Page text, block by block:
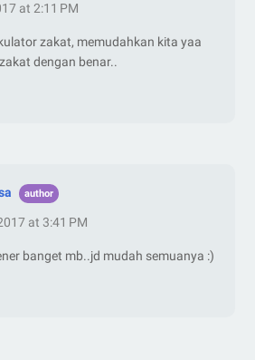
at 2:11 PM
zakat, memudahkan kita yaa
dengan benar..
at 3:41 PM
banget mb..jd mudah semuanya :)